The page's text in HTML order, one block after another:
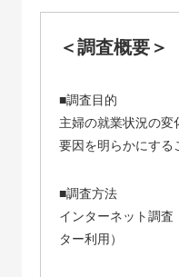
＜調査概要＞
■調査目的
主婦の就業状況の変
要因を明らかにする
■調査方法
インターネット調査
ター利用）